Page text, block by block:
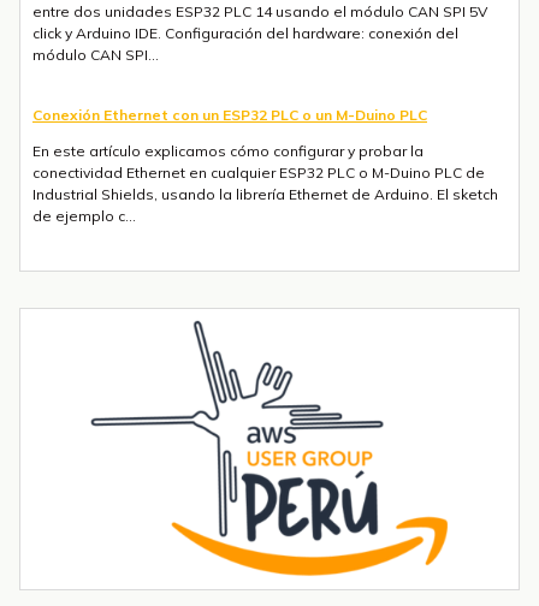
entre dos unidades ESP32 PLC 14 usando el módulo CAN SPI 5V
click y Arduino IDE. Configuración del hardware: conexión del
módulo CAN SPI...
Conexión Ethernet con un ESP32 PLC o un M-Duino PLC
En este artículo explicamos cómo configurar y probar la
conectividad Ethernet en cualquier ESP32 PLC o M-Duino PLC de
Industrial Shields, usando la librería Ethernet de Arduino. El sketch
de ejemplo c...
Envío de mensajes SMS o Telegram con un ESP32 PLC 14 con 4G
Introducción La integración de la comunicación 4G en PLCs
basados en ESP32 abre un sinfín de posibilidades para el IoT y la
automatización industrial. En una entrada anterior del blog,​ "Cómo
Tendencias transformadoras en robótica industrial para 2026 y
La robótica industrial ya no crece de forma constante — está
acelerando. Las instalaciones globales de robots industriales
superaron las 590.000 unidades en 2023 y se proyecta que